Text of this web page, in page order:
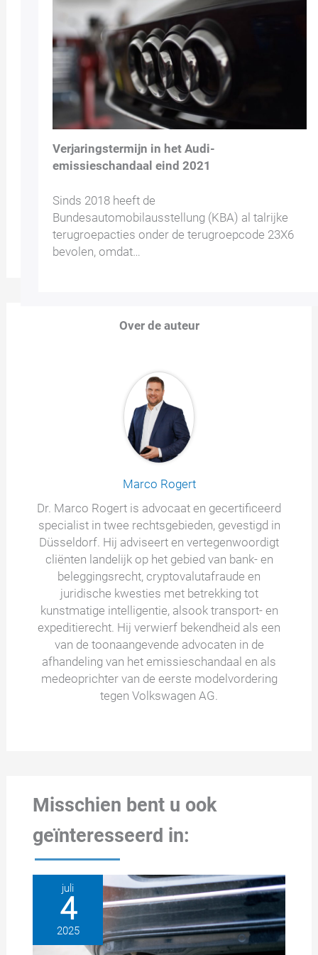
Verjaringstermijn in het Audi-
emissieschandaal eind 2021
Sinds 2018 heeft de
Bundesautomobilausstellung (KBA) al talrijke
terugroepacties onder de terugroepcode 23X6
bevolen, omdat…
Over de auteur
Marco Rogert
Dr. Marco Rogert is advocaat en gecertificeerd
specialist in twee rechtsgebieden, gevestigd in
Düsseldorf. Hij adviseert en vertegenwoordigt
cliënten landelijk op het gebied van bank- en
beleggingsrecht, cryptovalutafraude en
juridische kwesties met betrekking tot
kunstmatige intelligentie, alsook transport- en
expeditierecht. Hij verwierf bekendheid als een
van de toonaangevende advocaten in de
afhandeling van het emissieschandaal en als
medeoprichter van de eerste modelvordering
tegen Volkswagen AG.
Misschien bent u ook
geïnteresseerd in:
juli
4
2025